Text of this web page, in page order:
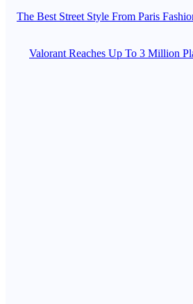
The Best Street Style From Paris
Valorant Reaches Up To 3 Million